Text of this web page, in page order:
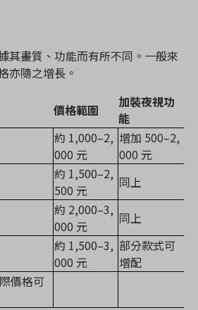
其畫質、功能而有所不同。一般來
亦隨之增長。
價格範圍
加裝夜視功
能
約 1,000–2,
000 元
增加 500–2,
000 元
約 1,500–2,
500 元
同上
約 2,000–3,
000 元
同上
約 1,500–3,
000 元
部分款式可
增配
價格可